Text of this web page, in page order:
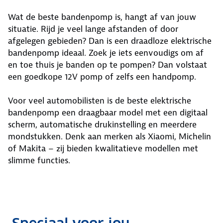
Wat de beste bandenpomp is, hangt af van jouw
situatie. Rijd je veel lange afstanden of door
afgelegen gebieden? Dan is een draadloze elektrische
bandenpomp ideaal. Zoek je iets eenvoudigs om af
en toe thuis je banden op te pompen? Dan volstaat
een goedkope 12V pomp of zelfs een handpomp.
Voor veel automobilisten is de beste elektrische
bandenpomp een draagbaar model met een digitaal
scherm, automatische drukinstelling en meerdere
mondstukken. Denk aan merken als Xiaomi, Michelin
of Makita – zij bieden kwalitatieve modellen met
slimme functies.